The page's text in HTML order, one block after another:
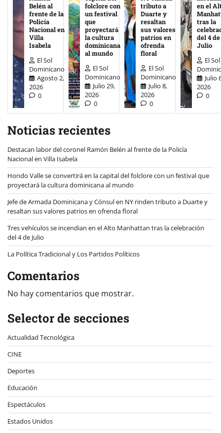
Belén al
frente de la
Policía
Nacional en
Villa
Isabela
El Sol
Dominicano
Agosto 2,
2026
0
folclore con
un festival
que
proyectará
la cultura
dominicana
al mundo
El Sol
Dominicano
Julio 29,
2026
0
tributo a
Duarte y
resaltan
sus valores
patrios en
ofrenda
floral
El Sol
Dominicano
Julio 8,
2026
0
en el
tras la
del 4 de
Julio
El Sol
Julio
2026
0
Noticias recientes
Destacan labor del coronel Ramón Belén al frente de la Policía
Nacional en Villa Isabela
Hondo Valle se convertirá en la capital del folclore con un festival que
proyectará la cultura dominicana al mundo
Jefe de Armada Dominicana y Cónsul en NY rinden tributo a Duarte y
resaltan sus valores patrios en ofrenda floral
Tres vehículos se incendian en el Alto Manhattan tras la celebración
del 4 de Julio
La Política Tradicional y Los Partidos Políticos
Comentarios
No hay comentarios que mostrar.
Selector de secciones
Actualidad Tecnológica
CINE
Deportes
Educación
Espectáculos
Estados Unidos